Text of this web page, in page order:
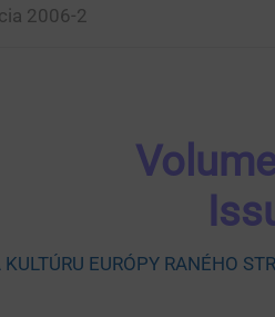
2006-2
EURÓPY RANÉHO